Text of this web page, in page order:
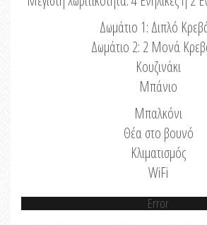
Δωμάτιο 1: Διπλό
Δωμάτιο 2: 2 Μονά
Κουζινάκι
Μπάνιο
Μπαλκόνι
Θέα στο βουνό
Κλιματισμός
WiFi
Error